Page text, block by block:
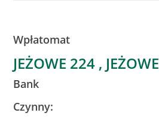
Wpłatomat
JEŻOWE 224 , JEŻOWE
Bank
Czynny: